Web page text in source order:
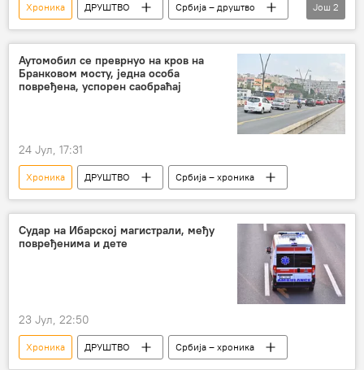
Хроника ДРУШТВО
Србија – друштво
Друштво
Србија – хроника
Још 2
Аутомобил се преврнуо на кров на
Бранковом мосту, једна особа
повређена, успорен саобраћај
24 Јул, 17:31
Хроника ДРУШТВО Србија – хроника
Судар на Ибарској магистрали, међу
повређенима и дете
23 Јул, 22:50
Хроника ДРУШТВО Србија – хроника